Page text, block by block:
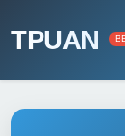
TPUAN